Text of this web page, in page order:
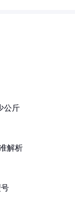
公斤
解析